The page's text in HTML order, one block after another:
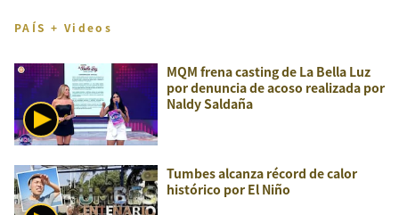
PAÍS + Videos
MQM frena casting de La Bella Luz
por denuncia de acoso realizada por
Naldy Saldaña
Tumbes alcanza récord de calor
histórico por El Niño